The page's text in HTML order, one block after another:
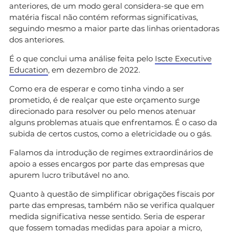
anteriores, de um modo geral considera-se que em
matéria fiscal não contém reformas significativas,
seguindo mesmo a maior parte das linhas orientadoras
dos anteriores.
É o que conclui uma análise feita pelo Iscte Executive
Education, em dezembro de 2022.
Como era de esperar e como tinha vindo a ser
prometido, é de realçar que este orçamento surge
direcionado para resolver ou pelo menos atenuar
alguns problemas atuais que enfrentamos. É o caso da
subida de certos custos, como a eletricidade ou o gás.
Falamos da introdução de regimes extraordinários de
apoio a esses encargos por parte das empresas que
apurem lucro tributável no ano.
Quanto à questão de simplificar obrigações fiscais por
parte das empresas, também não se verifica qualquer
medida significativa nesse sentido. Seria de esperar
que fossem tomadas medidas para apoiar a micro,